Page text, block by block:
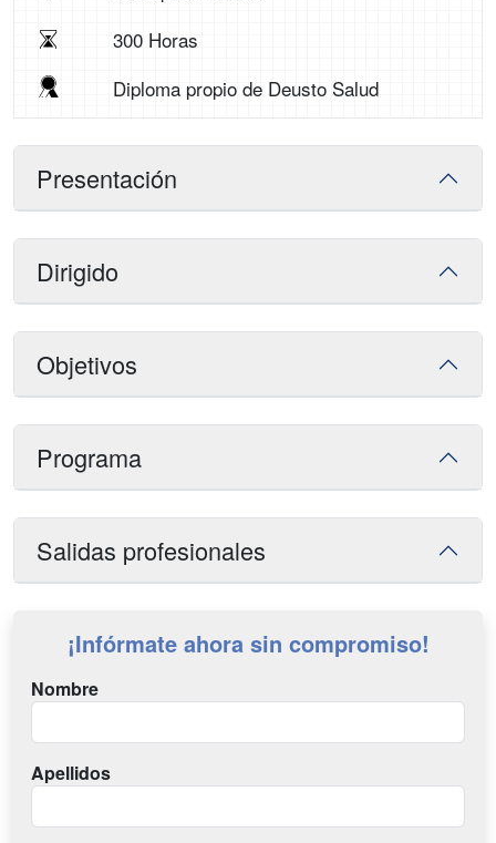
300 Horas
Diploma propio de Deusto Salud
Presentación
Dirigido
Objetivos
Programa
Salidas profesionales
¡Infórmate ahora sin compromiso!
Nombre
Apellidos